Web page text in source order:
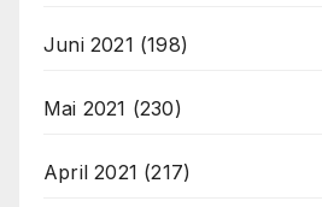
Juni 2021 (198)
Mai 2021 (230)
April 2021 (217)